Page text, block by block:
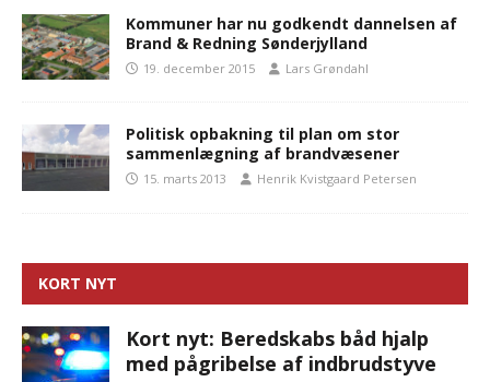
Kommuner har nu godkendt dannelsen af
Brand & Redning Sønderjylland
19. december 2015 Lars Grøndahl
Politisk opbakning til plan om stor
sammenlægning af brandvæsener
15. marts 2013 Henrik Kvistgaard Petersen
KORT NYT
Kort nyt: Beredskabs båd hjalp
med pågribelse af indbrudstyve